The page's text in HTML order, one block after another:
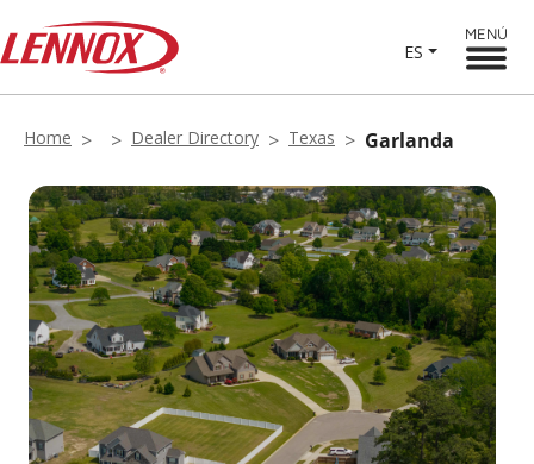
ES
MENÚ
Home Dealer Directory Texas Garlanda